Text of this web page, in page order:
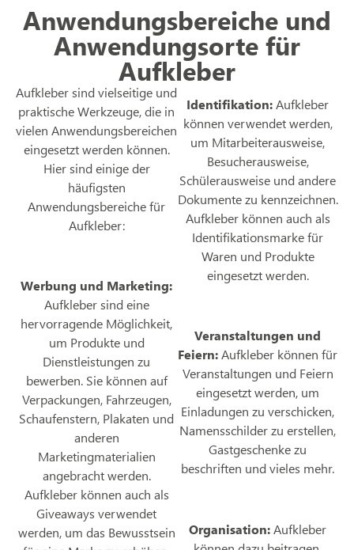
Anwendungsbereiche und
Anwendungsorte für
Aufkleber
Aufkleber sind vielseitige und
praktische Werkzeuge, die in
vielen Anwendungsbereichen
eingesetzt werden können.
Hier sind einige der
häufigsten
Anwendungsbereiche für
Aufkleber:
Werbung und Marketing:
Aufkleber sind eine
hervorragende Möglichkeit,
um Produkte und
Dienstleistungen zu
bewerben. Sie können auf
Verpackungen, Fahrzeugen,
Schaufenstern, Plakaten und
anderen
Marketingmaterialien
angebracht werden.
Aufkleber können auch als
Giveaways verwendet
werden, um das Bewusstsein
Identifikation:Aufkleber
können verwendet werden,
um Mitarbeiterausweise,
Besucherausweise,
Schülerausweise und andere
Dokumente zu kennzeichnen.
Aufkleber können auch als
Identifikationsmarke für
Waren und Produkte
eingesetzt werden.
Veranstaltungen und
Feiern:Aufkleber können für
Veranstaltungen und Feiern
eingesetzt werden, um
Einladungen zu verschicken,
Namensschilder zu erstellen,
Gastgeschenke zu
beschriften und vieles mehr.
Organisation:Aufkleber